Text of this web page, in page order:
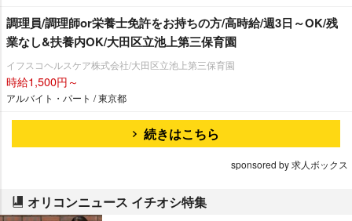
調理員/調理師or栄養士免許をお持ちの方/高時給/週3日～OK/残
業なし&扶養内OK/大田区立池上第三保育園
イフスコヘルスケア株式会社/大田区立池上第三保育園
時給1,500円～
アルバイト・パート / 東京都
続きはこちら
sponsored by 求人ボックス
オリコンニュース イチオシ特集